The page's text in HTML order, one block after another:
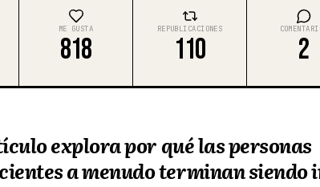
ME GUSTA
818
REPUBLICACIONES
110 2
explora por qué las personas
a menudo terminan siendo